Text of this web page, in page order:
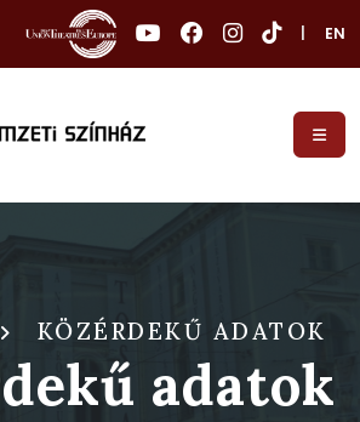
EN
KÖZÉRDEKŰ ADATOK
adatok